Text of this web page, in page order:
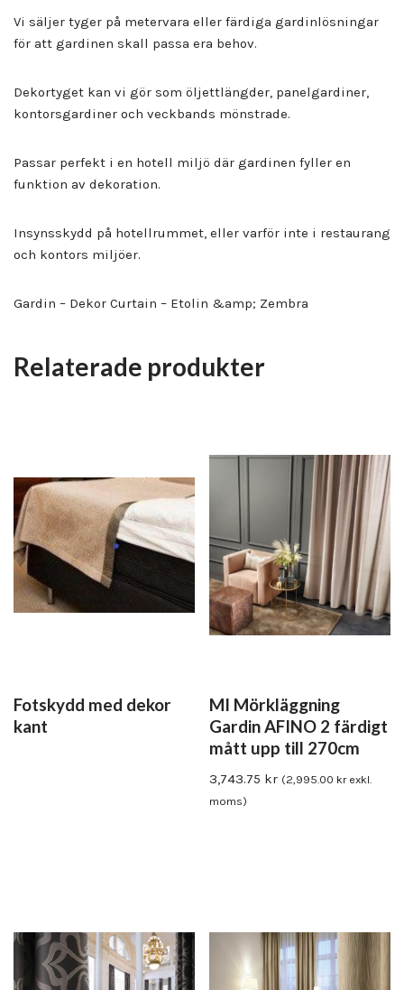
Vi säljer tyger på metervara eller färdiga gardinlösningar
för att gardinen skall passa era behov.
Dekortyget kan vi gör som öljettlängder, panelgardiner,
kontorsgardiner och veckbands mönstrade.
Passar perfekt i en hotell miljö där gardinen fyller en
funktion av dekoration.
Insynsskydd på hotellrummet, eller varför inte i restaurang
och kontors miljöer.
Gardin – Dekor Curtain – Etolin &amp; Zembra
Relaterade produkter
Fotskydd med dekor
kant
MI Mörkläggning
Gardin AFINO 2 färdigt
mått upp till 270cm
3,743.75 kr (2,995.00 krexkl.
moms)